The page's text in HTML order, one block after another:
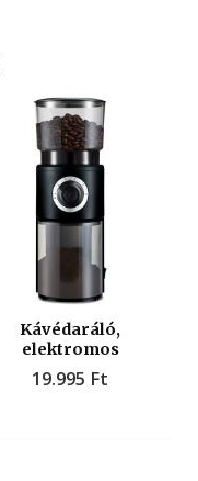
Kávédaráló,
elektromos
19.995 Ft